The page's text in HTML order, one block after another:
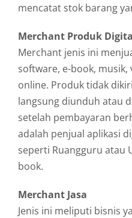
mencatat stok barang
Merchant Produk
Merchant jenis ini
software, e-book, musik,
online. Produktidak
langsung diunduh atau
setelah pembayaran
adalah penjual aplikasi
seperti Ruangguru atau
book.
Merchant Jasa
Jenis ini meliputi bisnis